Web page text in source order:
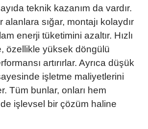
teknik kazanım da vardır.
alanlara sığar, montajı kolaydır
enerji tüketimini azaltır. Hızlı
özellikle yüksek döngülü
artırırlar. Ayrıca düşük
işletme maliyetlerini
Tüm bunlar, onları hem
işlevsel bir çözüm haline